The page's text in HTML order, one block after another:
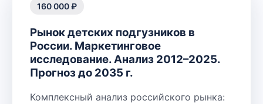
160 000 ₽
Рынок детских подгузников в
России. Маркетинговое
исследование. Анализ 2012–2025.
Прогноз до 2035 г.
Комплексный анализ российского рынка: